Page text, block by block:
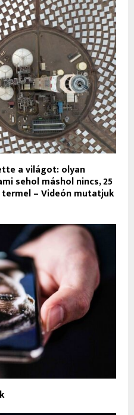
a világot: olyan
sehol máshol nincs, 25
– Videón mutatjuk